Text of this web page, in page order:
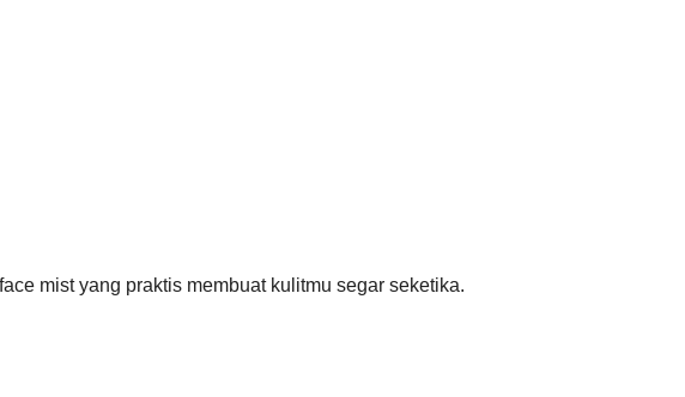
mist yang praktis membuat kulitmu segar seketika.